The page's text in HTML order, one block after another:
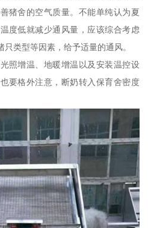
猪舍的空气质量。不能单纯认为夏
度低就减少通风量，应该综合考虑
类型等因素，给予适量的通风。
照增温、地暖增温以及安装温控设
要格外注意，断奶转入保育舍密度